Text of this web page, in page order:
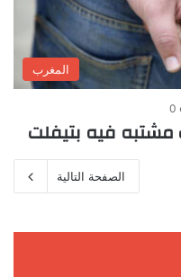
المغرب
0
فيه بتيفلت
الصفحة التالية